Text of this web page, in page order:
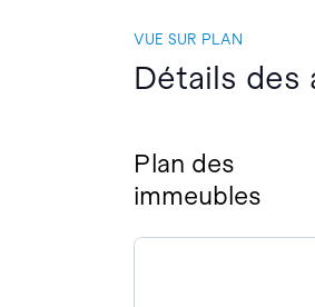
VUE SUR PLAN
Détails des
Plan des
immeubles